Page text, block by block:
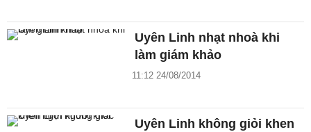
Uyên Linh nhạt nhoà khi
làm giám khảo
11:12 24/08/2014
Uyên Linh không giỏi khen